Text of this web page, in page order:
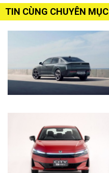
TIN CÙNG CHUYÊN MỤC